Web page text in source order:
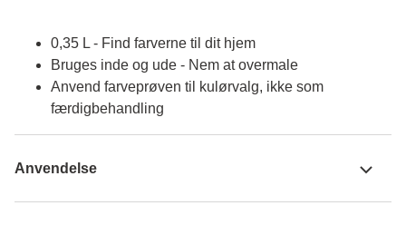
0,35 L - Find farverne til dit hjem
Bruges inde og ude - Nem at overmale
Anvend farveprøven til kulørvalg, ikke som
færdigbehandling
Anvendelse